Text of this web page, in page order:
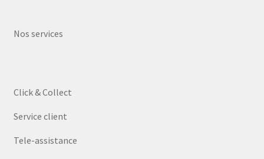
Nos services
Click & Collect
Service client
Tele-assistance